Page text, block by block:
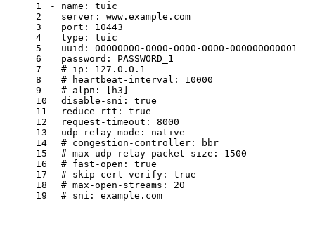
1
2
3
4
5
6
7
8
9
10
11
12
13
14
15
16
17
18
19
- name: tuic
  server: www.example.com
  port: 10443
  type: tuic
  uuid: 00000000-0000-0000-0000-000000000001
  password: PASSWORD_1
  # ip: 127.0.0.1
  # heartbeat-interval: 10000
  # alpn: [h3]
  disable-sni: true
  reduce-rtt: true
  request-timeout: 8000
  udp-relay-mode: native
  # congestion-controller: bbr
  # max-udp-relay-packet-size: 1500
  # fast-open: true
  # skip-cert-verify: true
  # max-open-streams: 20
  # sni: example.com